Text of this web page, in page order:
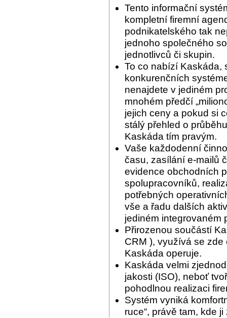
Tento informační
kompletní firemní
podnikatelského tak
jednoho společného
jednotlivců či skupin.
To co nabízí Kaskáda,
konkurenčních
nenajdete v jediném
mnohém předčí
jejich ceny a pokud si
stálý přehled o
Kaskáda tím pravým.
Vaše každodenní
času, zasílání e-mailů
evidence obchodních
spolupracovníků,
potřebných
vše a řadu dalších
jediném integrovaném
Přirozenou součástí
CRM ), využívá se
Kaskáda operuje.
Kaskáda velmi
jakosti (ISO), neboť
pohodlnou realizaci
Systém vyniká
ruce“, právě tam, kde